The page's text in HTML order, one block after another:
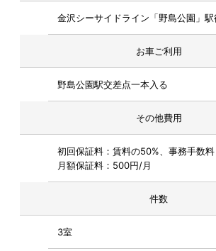
金沢シーサイドライン「野島公園」駅
お車ご利用
野島公園駅交差点一本入る
その他費用
初回保証料：賃料の50%、事務手数料
月額保証料：500円/月
件数
3室